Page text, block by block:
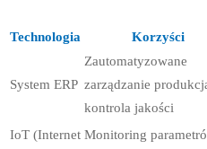
Technologia Korzyści
System ERP
Zautomatyzowane
zarządzanie
kontrola jakości
IoT (Internet Monitoring